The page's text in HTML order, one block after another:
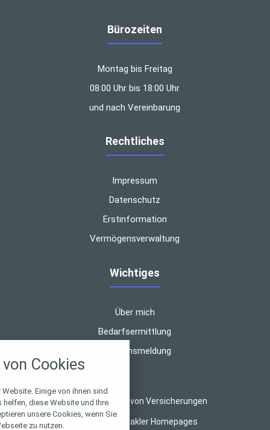
Bürozeiten
Montag bis Freitag
08:00 Uhr bis 18:00 Uhr
und nach Vereinbarung
Rechtliches
Impressum
Datenschutz
Erstinformation
Vermögensverwaltung
Wichtiges
Über mich
Bedarfsermittlung
Schadensmeldung
© 2026 Beratung von Versicherungen
Makler Homepages
Cookies
Einige von ihnen sind
diese Website und Ihre
unsere Cookies, wenn Sie
zu nutzen.
folgende Kategorien zu
Notwendig